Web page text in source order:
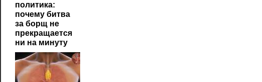
политика:
почему битва
за борщ не
прекращается
ни на минуту